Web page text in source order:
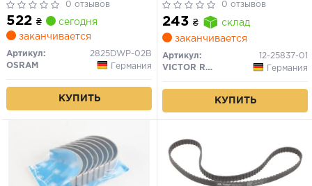
0 отзывов
522 ₴
сегодня
заканчивается
Артикул:
2825DWP-02B
OSRAM
Германия
КУПИТЬ
0 отзывов
243 ₴
склад
заканчивается
Артикул:
12-25837-01
VICTOR REINZ
Германия
КУПИТЬ